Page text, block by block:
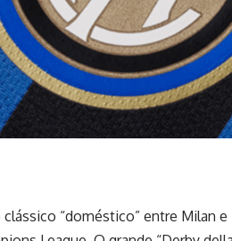
“doméstico” entre Milan e